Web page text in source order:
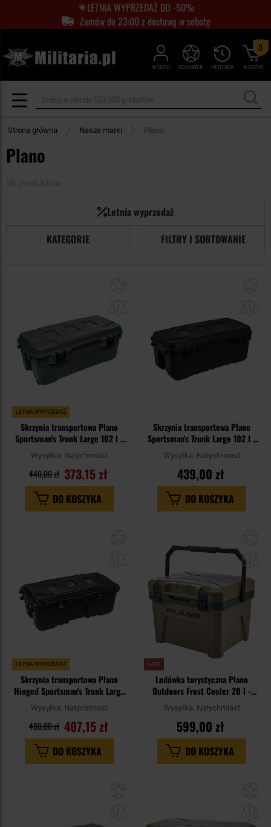
LETNIA WYPRZEDAŻ DO -50%
Zamów do 23:00 z dostawą w sobotę
KONTO HISTORIA
SCHOWEK KOSZYK
0
Strona główna Nasze marki Plano
Plano
Letnia wyprzedaż
KATEGORIE
FILTRY I SORTOWANIE
LETNIA WYPRZEDAŻ
Skrzynia transportowa Plano
Sportsman's Trunk Large 102 l -
OD Green
Wysyłka: Natychmiast
373,15 zł
440,00 zł
DO KOSZYKA
Skrzynia transportowa Plano
Sportsman's Trunk Large 102 l -
Black
Wysyłka: Natychmiast
439,00 zł
DO KOSZYKA
LETNIA WYPRZEDAŻ
Skrzynia transportowa Plano
Hinged Sportsman's Trunk Large
102 l - Black
Wysyłka: Natychmiast
407,15 zł
480,00 zł
DO KOSZYKA
LATO
Lodówka turystyczna Plano
Outdoors Frost Cooler 20 l -
Inland Green
Wysyłka: Natychmiast
599,00 zł
DO KOSZYKA